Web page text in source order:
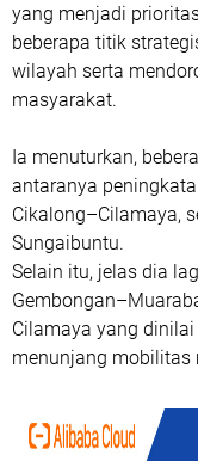
yang menjadi
beberapa titik
wilayah serta
masyarakat.
Ia menuturkan,
antaranya
Cikalong–Cilamaya,
Sungaibuntu.
Selain itu, jelas dia
Cilamaya yang
menunjang mobilitas